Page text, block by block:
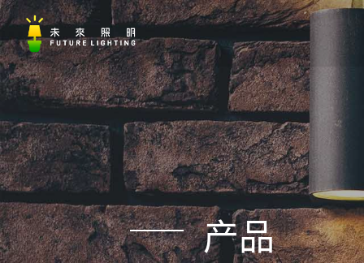
产品